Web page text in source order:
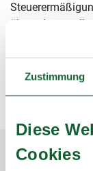
Zustimmung
Diese
Cookies
übernehmen